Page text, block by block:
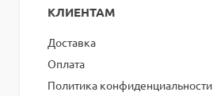
КЛИЕНТАМ
Доставка
Оплата
Политика конфиденциальности